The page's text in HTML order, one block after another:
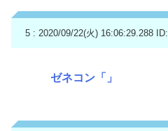
5 : 2020/09/22(火) 16:06:29.288
ゼネコン「」